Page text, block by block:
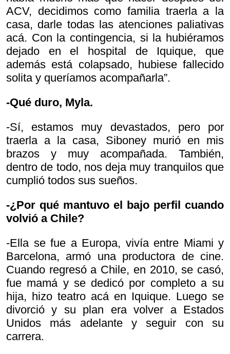
ACV, decidimos como familia traerla a la
casa, darle todas las atenciones paliativas
acá. Con la contingencia, si la hubiéramos
dejado en el hospital de Iquique, que
además está colapsado, hubiese fallecido
solita y queríamos acompañarla”.
-Qué duro, Myla.
-Sí, estamos muy devastados, pero por
traerla a la casa, Siboney murió en mis
brazos y muy acompañada. También,
dentro de todo, nos deja muy tranquilos que
cumplió todos sus sueños.
-¿Por qué mantuvo el bajo perfil cuando
volvió a Chile?
-Ella se fue a Europa, vivía entre Miami y
Barcelona, armó una productora de cine.
Cuando regresó a Chile, en 2010, se casó,
fue mamá y se dedicó por completo a su
hija, hizo teatro acá en Iquique. Luego se
divorció y su plan era volver a Estados
Unidos más adelante y seguir con su
carrera.